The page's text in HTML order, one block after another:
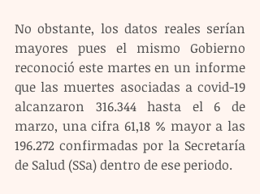
No obstante, los datos reales serían
mayores pues el mismo Gobierno
reconoció este martes en un informe
que las muertes asociadas a covid-19
alcanzaron 316.344 hasta el 6 de
marzo, una cifra 61,18 % mayor a las
196.272 confirmadas por la Secretaría
de Salud (SSa) dentro de ese periodo.